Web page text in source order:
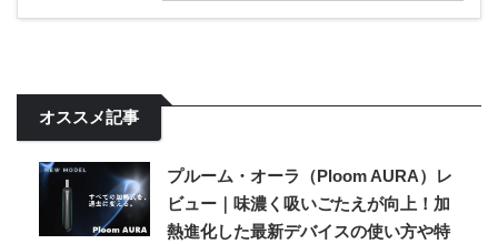
オススメ記事
プルーム・オーラ（Ploom AURA）レ
ビュー｜味濃く吸いごたえが向上！加
熱進化した最新デバイスの使い方や特